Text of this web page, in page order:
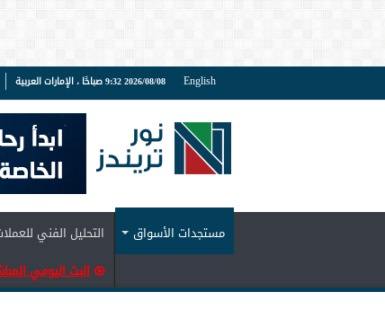
English 2026/08/08 9:32 صباحًا ، الإمارات العربية
مستجدات الأسواق التحليل الفني
البث اليومي